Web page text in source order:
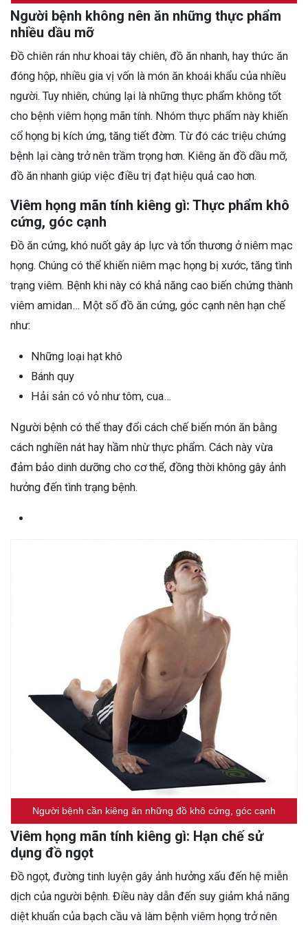
Người bệnh không nên ăn những thực phẩm
nhiều dầu mỡ
Đồ chiên rán như khoai tây chiên, đồ ăn nhanh, hay thức ăn
đóng hộp, nhiều gia vị vốn là món ăn khoái khẩu của nhiều
người. Tuy nhiên, chúng lại là những thực phẩm không tốt
cho bệnh viêm họng mãn tính. Nhóm thực phẩm này khiến
cổ họng bị kích ứng, tăng tiết đờm. Từ đó các triệu chứng
bệnh lại càng trở nên trầm trọng hơn. Kiêng ăn đồ dầu mỡ,
đồ ăn nhanh giúp việc điều trị đạt hiệu quả cao hơn.
Viêm họng mãn tính kiêng gì: Thực phẩm khô
cứng, góc cạnh
Đồ ăn cứng, khó nuốt gây áp lực và tổn thương ở niêm mạc
họng. Chúng có thể khiến niêm mạc họng bị xước, tăng tình
trạng viêm. Bệnh khi này có khả năng cao biến chứng thành
viêm amidan… Một số đồ ăn cứng, góc cạnh nên hạn chế
như:
Những loại hạt khô
Bánh quy
Hải sản có vỏ như tôm, cua…
Người bệnh có thể thay đổi cách chế biến món ăn bằng
cách nghiền nát hay hầm nhừ thực phẩm. Cách này vừa
đảm bảo dinh dưỡng cho cơ thể, đồng thời không gây ảnh
hưởng đến tình trạng bệnh.
Người bệnh cần kiêng ăn những đồ khô cứng, góc cạnh
Viêm họng mãn tính kiêng gì: Hạn chế sử
dụng đồ ngọt
Đồ ngọt, đường tinh luyện gây ảnh hưởng xấu đến hệ miễn
dịch của người bệnh. Điều này dẫn đến suy giảm khả năng
diệt khuẩn của bạch cầu và làm bệnh viêm họng trở nên